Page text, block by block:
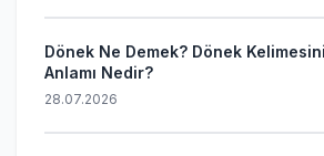
Dönek Ne Demek? Dönek
Anlamı Nedir?
28.07.2026